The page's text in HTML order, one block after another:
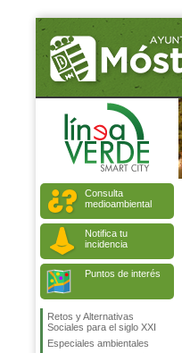
Consulta
medioambiental
Notifica tu
incidencia
Puntos de interés
Retos y Alternativas
Sociales para el siglo XXI
Especiales ambientales